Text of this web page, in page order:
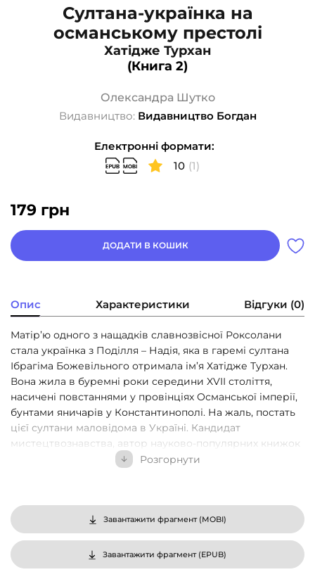
Султана-українка на
османському престолі
Хатідже Турхан
(Книга 2)
Олександра Шутко
Видавництво: Видавництво Богдан
Електронні формати:
10 (1)
179 грн
ДОДАТИ В КОШИК
Опис Характеристики Відгуки (0)
Матір’ю одного з нащадків славнозвісної Роксолани
стала українка з Поділля – Надія, яка в гаремі султана
Ібрагіма Божевільного отримала ім’я Хатідже Турхан.
Вона жила в буремні роки середини XVII століття,
насичені повстаннями у провінціях Османської імперії,
бунтами яничарів у Константинополі. На жаль, постать
цієї султани маловідома в Україні. Кандидат
мистецтвознавства, автор науково-популярних книжок
«Роксолана: міфи та реалії» (2015, вид. 2-ге 2016), «Листи
та досліджень турецьких, американських і
західноєвропейських учених написала про Хатідже
Турхан роман, що складається з трьох частин. Другий
том присвячено рокам володарювання цієї султани в
Османській імперії. Адже після страти свекрухи —
Розгорнути
Завантажити фрагмент (MOBI)
Завантажити фрагмент (EPUB)